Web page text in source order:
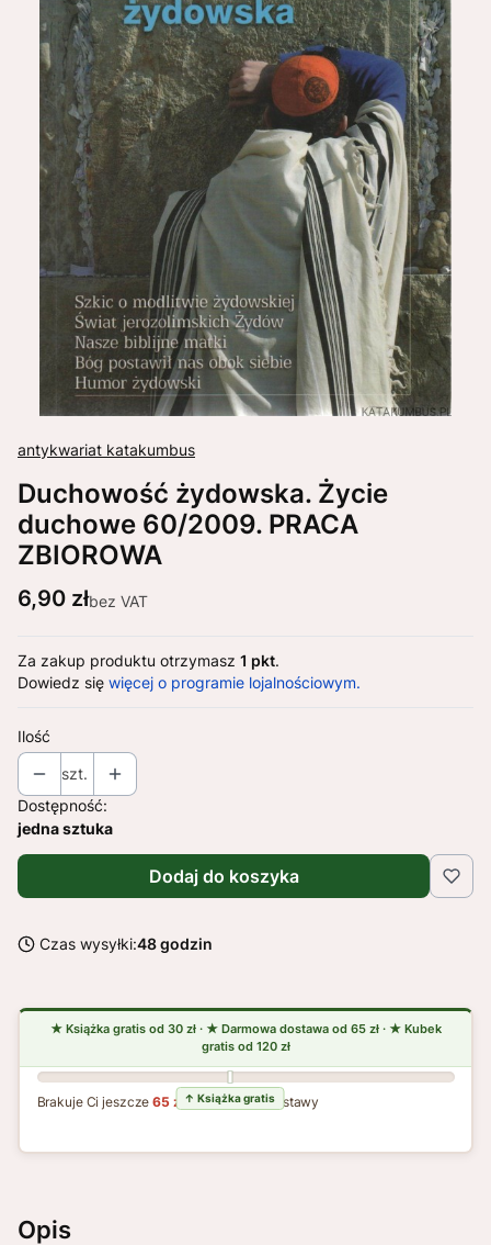
antykwariat katakumbus
Duchowość żydowska. Życie
duchowe 60/2009. PRACA
ZBIOROWA
Cena
6,90 złbez VAT
Za zakup produktu otrzymasz 1 pkt.
Dowiedz się więcej o programie lojalnościowym.
Ilość
szt.
Dostępność:
jedna sztuka
Dodaj do koszyka
Czas wysyłki:48 godzin
Brakuje Ci jeszcze65 zł do darmowej dostawy
Opis